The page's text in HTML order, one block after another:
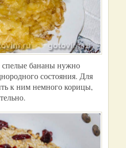
спелые бананы нужно
состояния. Для
к ним немного корицы,